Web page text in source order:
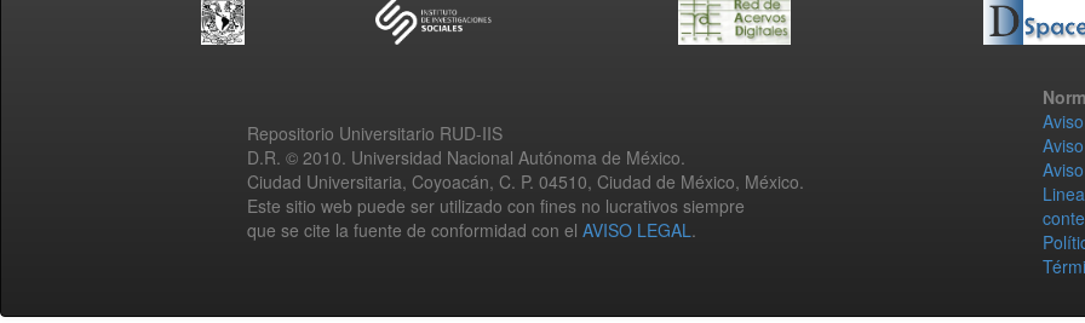
Repositorio Universitario RUD-IIS
D.R. © 2010. Universidad Nacional Autónoma de México.
Ciudad Universitaria, Coyoacán, C. P. 04510, Ciudad de México, México.
Este sitio web puede ser utilizado con fines no lucrativos siempre
que se cite la fuente de conformidad con el AVISO LEGAL.